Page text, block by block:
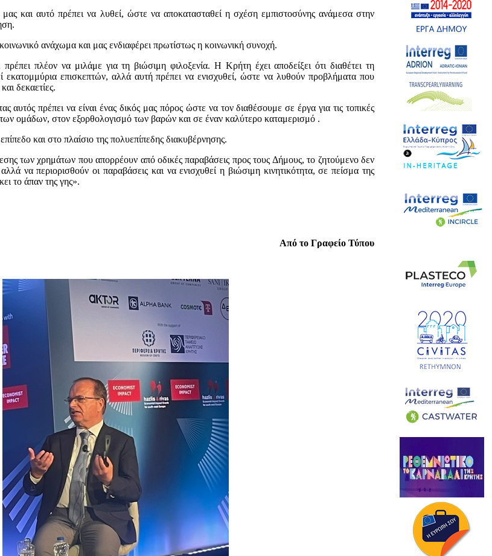
και αυτό πρέπει να λυθεί, ώστε να αποκατασταθεί η σχέση εμπιστοσύνης ανάμεσα στην
ανάχωμα και μας ενδιαφέρει πρωτίστως η κοινωνική συνοχή.
πρέπει πλέον να μιλάμε για τη βιώσιμη φιλοξενία. Η Κρήτη έχει αποδείξει ότι διαθέτει τη
εκατομμύρια επισκεπτών, αλλά αυτή πρέπει να ενισχυθεί, ώστε να λυθούν προβλήματα που
δεκαετίες.
αυτός πρέπει να είναι ένας δικός μας πόρος ώστε να τον διαθέσουμε σε έργα για τις τοπικές
ομάδων, στον εξορθολογισμό των βαρών και σε έναν καλύτερο καταμερισμό .
και στο πλαίσιο της πολυεπίπεδης διακυβέρνησης.
των χρημάτων που απορρέουν από οδικές παραβάσεις προς τους Δήμους, το ζητούμενο δεν
να περιορισθούν οι παραβάσεις και να ενισχυθεί η βιώσιμη κινητικότητα, σε πείσμα της
το άπαν της γης».
Από το Γραφείο Τύπου